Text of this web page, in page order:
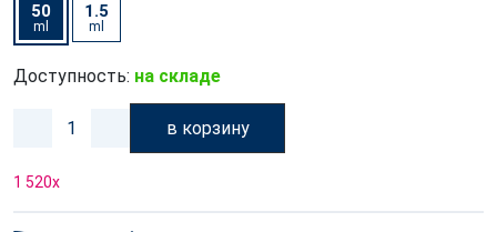
50
ml
1.5
ml
Доступность: на складе
в корзину
1 520x